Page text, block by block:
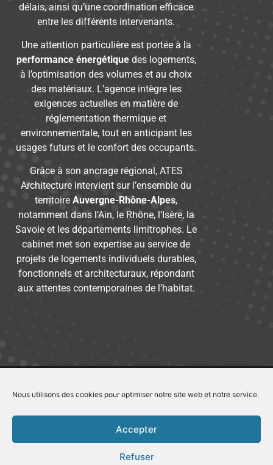
Nous utilisons des cookies pour optimiser notre site web et notre service.
Accepter
Refuser
délais, ainsi qu’une coordination efficace
entre les différents intervenants.
Une attention particulière est portée à la
performance énergétiquedes logements,
à l’optimisation des volumes et au choix
des matériaux. L’agence intègre les
exigences actuelles en matière de
réglementation thermique et
environnementale, tout en anticipant les
usages futurs et le confort des occupants.
Grâce à son ancrage régional, ATES
Architecture intervient sur l’ensemble du
territoireAuvergne-Rhône-Alpes,
notamment dans l’Ain, le Rhône, l’Isère, la
Savoie et les départements limitrophes. Le
cabinet met son expertise au service de
projets de logements individuels durables,
fonctionnels et architecturaux, répondant
aux attentes contemporaines de l’habitat.
contact@ates-architecture.fr
Le Pilote – ZA En Beauvoir